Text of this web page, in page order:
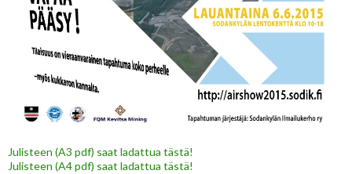
Julisteen (A3 pdf) saat ladattua tästä!
Julisteen (A4 pdf) saat ladattua tästä!